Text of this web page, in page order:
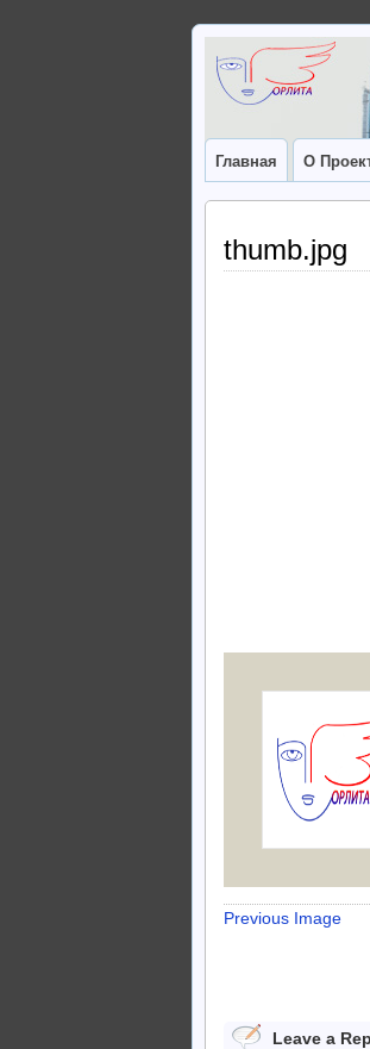
Главная О
thumb.jpg
Previous Image
Leave a